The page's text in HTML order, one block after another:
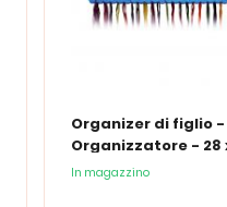
Organizer di figlio -
Organizzatore - 28
cm
In magazzino